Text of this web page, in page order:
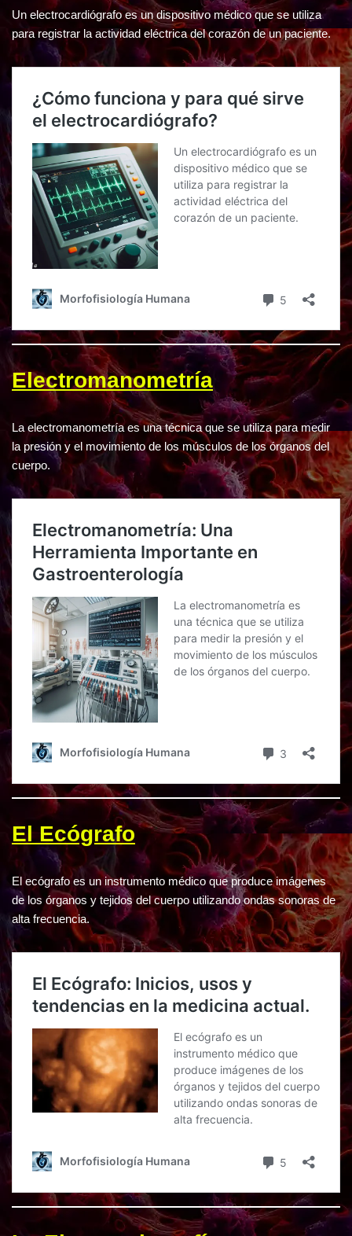
Un electrocardiógrafo es un dispositivo médico que se utiliza
para registrar la actividad eléctrica del corazón de un paciente.
Electromanometría
La electromanometría es una técnica que se utiliza para medir
la presión y el movimiento de los músculos de los órganos del
cuerpo.
El Ecógrafo
El ecógrafo es un instrumento médico que produce imágenes
de los órganos y tejidos del cuerpo utilizando ondas sonoras de
alta frecuencia.